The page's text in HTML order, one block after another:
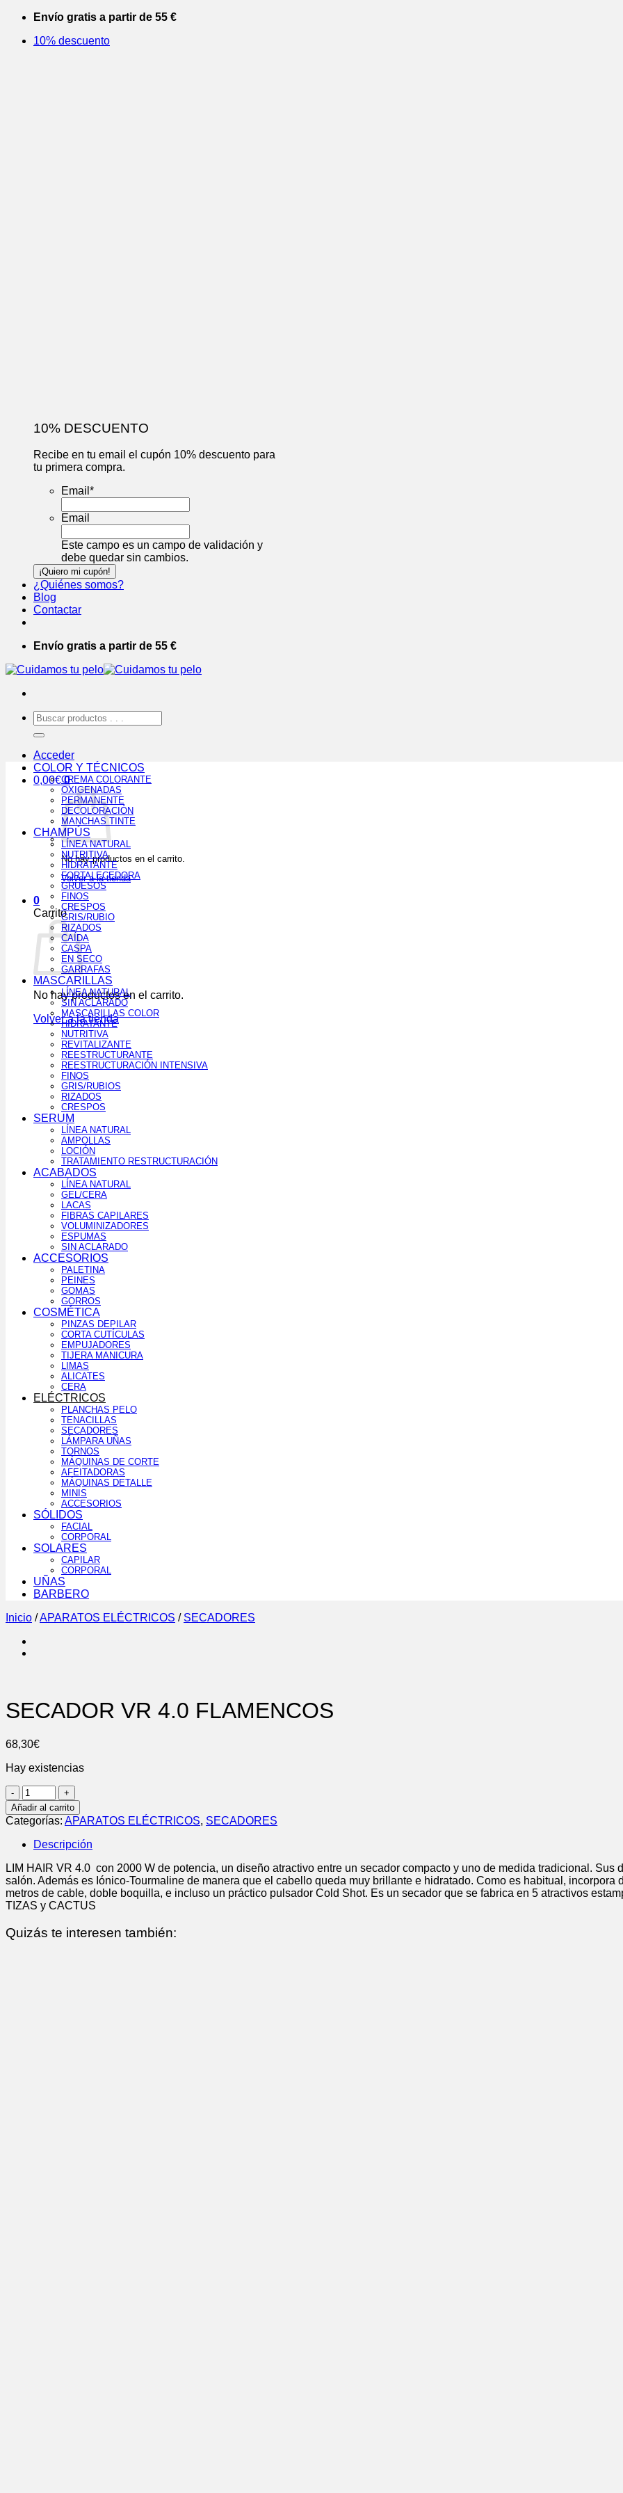
Saltar
contenido
Envío gratis a partir de 55 €
10% descuento
10% DESCUENTO
Recibe en tu email el cupón 10% descuento para
tu primera compra.
Email *
Email
Este campo es un campo de validación y
debe quedar sin cambios.
¿Quiénes somos?
Blog
Contactar
Envío gratis a partir de 55 €
Buscar
por:
Acceder
0,00€ 0
No hay productos en el carrito.
Volver a la tienda
0
Carrito
No hay productos en el carrito.
Volver a la tienda
COLOR Y TÉCNICOS
CREMA COLORANTE
OXIGENADAS
PERMANENTE
DECOLORACIÓN
MANCHAS TINTE
CHAMPÚS
LÍNEA NATURAL
NUTRITIVA
HIDRATANTE
FORTALECEDORA
GRUESOS
FINOS
CRESPOS
GRIS/RUBIO
RIZADOS
CAÍDA
CASPA
EN SECO
GARRAFAS
MASCARILLAS
LÍNEA NATURAL
SIN ACLARADO
MASCARILLAS COLOR
HIDRATANTE
NUTRITIVA
REVITALIZANTE
REESTRUCTURANTE
REESTRUCTURACIÓN INTENSIVA
FINOS
GRIS/RUBIOS
RIZADOS
CRESPOS
SERUM
LÍNEA NATURAL
AMPOLLAS
LOCIÓN
TRATAMIENTO RESTRUCTURACIÓN
ACABADOS
LÍNEA NATURAL
GEL/CERA
LACAS
FIBRAS CAPILARES
VOLUMINIZADORES
ESPUMAS
SIN ACLARADO
ACCESORIOS
PALETINA
PEINES
GOMAS
GORROS
COSMÉTICA
PINZAS DEPILAR
CORTA CUTÍCULAS
EMPUJADORES
TIJERA MANICURA
LIMAS
ALICATES
CERA
ELÉCTRICOS
PLANCHAS PELO
TENACILLAS
SECADORES
LÁMPARA UÑAS
TORNOS
MÁQUINAS DE CORTE
AFEITADORAS
MÁQUINAS DETALLE
MINIS
ACCESORIOS
SÓLIDOS
FACIAL
CORPORAL
SOLARES
CAPILAR
CORPORAL
UÑAS
BARBERO
Inicio /APARATOS ELÉCTRICOS / SECADORES
SECADOR VR 4.0 FLAMENCOS
68,30€
Hay existencias
SECADOR
VR
4.0
FLAMENCOS
cantidad
Añadir al carrito
Categorías: APARATOS ELÉCTRICOS, SECADORES
Descripción
LIM HAIR VR 4.0 con 2000 W de potencia, un diseño atractivo entre un secador compacto y uno de medida tradicional. Sus
salón. Además es Iónico-Tourmaline de manera que el cabello queda muy brillante e hidratado. Como es habitual,
metros de cable, doble boquilla, e incluso un práctico pulsador Cold Shot. Es un secador que se fabrica en 5 atractivos
TIZAS y CACTUS
Quizás te interesen también: